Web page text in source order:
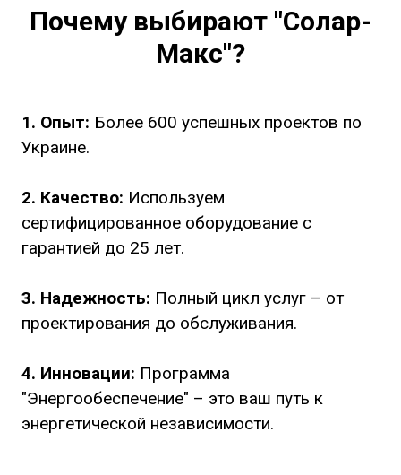
Почему выбирают "Солар-
Макс"?
1. Опыт: Более 600 успешных проектов по
Украине.
2. Качество: Используем
сертифицированное оборудование с
гарантией до 25 лет.
3. Надежность: Полный цикл услуг – от
проектирования до обслуживания.
4. Инновации: Программа
"Энергообеспечение" – это ваш путь к
энергетической независимости.